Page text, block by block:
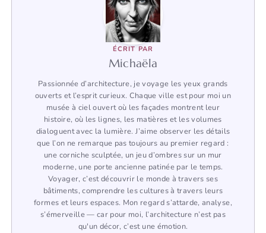
ÉCRIT PAR
Michaëla
Passionnée d’architecture, je voyage les yeux grands
ouverts et l’esprit curieux. Chaque ville est pour moi un
musée à ciel ouvert où les façades montrent leur
histoire, où les lignes, les matières et les volumes
dialoguent avec la lumière. J’aime observer les détails
que l’on ne remarque pas toujours au premier regard :
une corniche sculptée, un jeu d’ombres sur un mur
moderne, une porte ancienne patinée par le temps.
Voyager, c’est découvrir le monde à travers ses
bâtiments, comprendre les cultures à travers leurs
formes et leurs espaces. Mon regard s’attarde, analyse,
s’émerveille — car pour moi, l’architecture n’est pas
qu'un décor, c’est une émotion.